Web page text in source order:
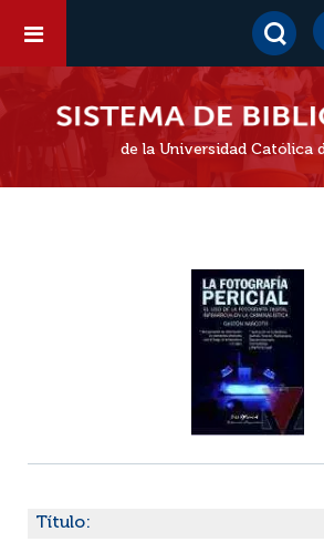
de la Universidad Católica
Título: